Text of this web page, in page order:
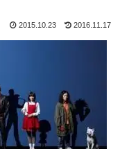
2015.10.23 2016.11.17